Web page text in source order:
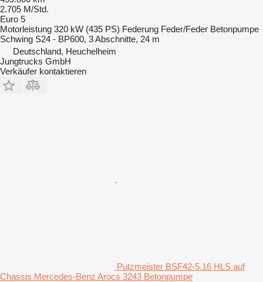
2.705 M/Std.
Euro 5
Motorleistung 320 kW (435 PS) Federung Feder/Feder Betonpumpe
Schwing S24 - BP600, 3 Abschnitte, 24 m
Deutschland, Heuchelheim
Jungtrucks GmbH
Verkäufer kontaktieren
Putzmeister BSF42-5.16 HLS auf
Chassis Mercedes-Benz Arocs 3243 Betonpumpe